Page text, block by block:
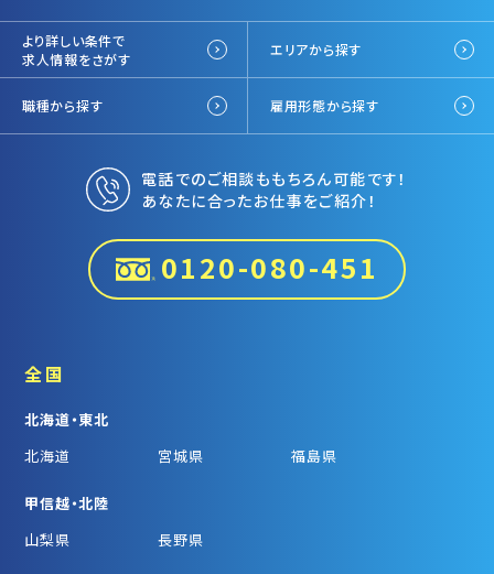
より詳しい条件で
求人情報をさがす
エリアから探す
職種から探す 雇用形態から探す
電話でのご相談ももちろん可能です！
あなたに合ったお仕事をご紹介！
0120-080-451
全国
北海道・東北
北海道
宮城県 福島県
甲信越・北陸
山梨県
長野県